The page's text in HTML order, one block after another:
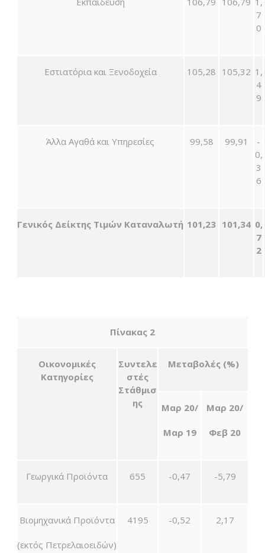
7
0
Εστιατόρια και Ξενοδοχεία 105,28 105,32 1,
4
9
Άλλα Αγαθά και Υπηρεσίες 99,58 99,91
-
0,
3
6
Γενικός Δείκτης Τιμών Καταναλωτή 101,23 101,34 0,
7
2
Πίνακας 2
Οικονομικές
Κατηγορίες
Συντελε
στές
Στάθμισ
ης
Μεταβολές (%)
Μαρ 20/
Μαρ 19
Μαρ 20/
Φεβ 20
Γεωργικά Προϊόντα 655 -0,47 -5,79
Βιομηχανικά Προϊόντα
(εκτός Πετρελαιοειδών)
4195 -0,52 2,17